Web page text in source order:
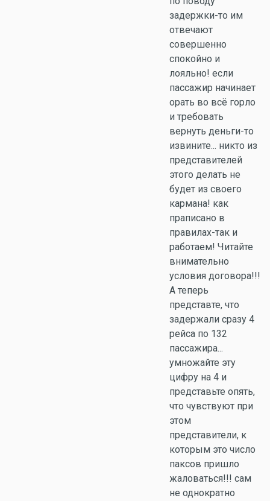
задержки-то им
отвечают
совершенно
спокойно и
лояльно! если
пассажир начинает
орать во всё горло
и требовать
вернуть деньги-то
извините... никто из
представителей
этого делать не
будет из своего
кармана! как
праписано в
правилах-так и
работаем! Читайте
внимательно
условия договора!!!
А теперь
представте, что
задержали сразу 4
рейса по 132
пассажира...
умножайте эту
цифру на 4 и
представьте опять,
что чувствуют при
этом
представители, к
которым это число
паксов пришло
жаловаться!!! сам
не однократно